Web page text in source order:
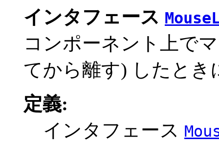
インタフェース
コンポーネント上で
てから離す) したとき
定義:
インタフェース